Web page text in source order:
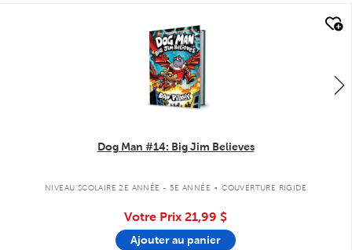
Dog Man #14: Big Jim Believes
NIVEAU SCOLAIRE 2E ANNÉE - 5E ANNÉE . COUVERTURE RIGIDE
Votre Prix 21,99 $
Ajouter au panier